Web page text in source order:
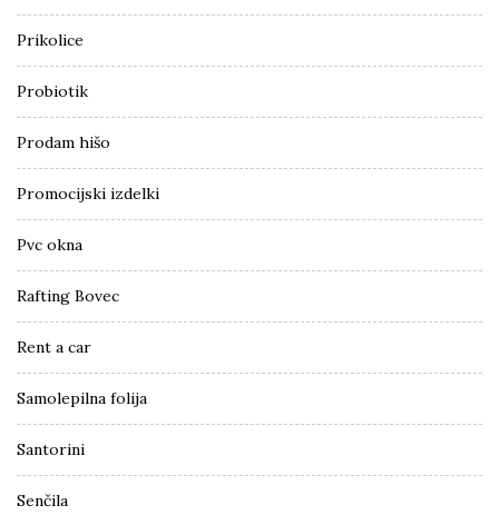
Prikolice
Probiotik
Prodam hišo
Promocijski izdelki
Pvc okna
Rafting Bovec
Rent a car
Samolepilna folija
Santorini
Senčila